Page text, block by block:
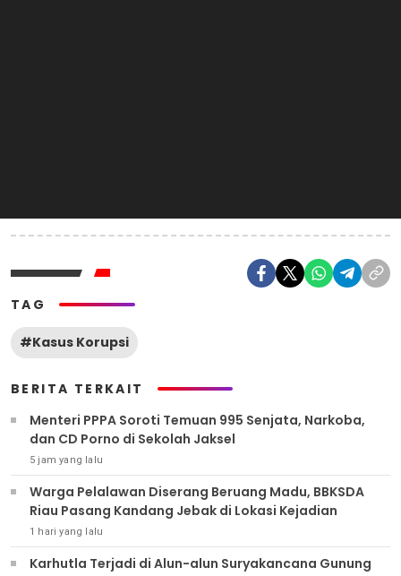
TAG
#Kasus Korupsi
BERITA TERKAIT
Menteri PPPA Soroti Temuan 995 Senjata, Narkoba,
dan CD Porno di Sekolah Jaksel
5 jam yang lalu
Warga Pelalawan Diserang Beruang Madu, BBKSDA
Riau Pasang Kandang Jebak di Lokasi Kejadian
1 hari yang lalu
Karhutla Terjadi di Alun-alun Suryakancana Gunung